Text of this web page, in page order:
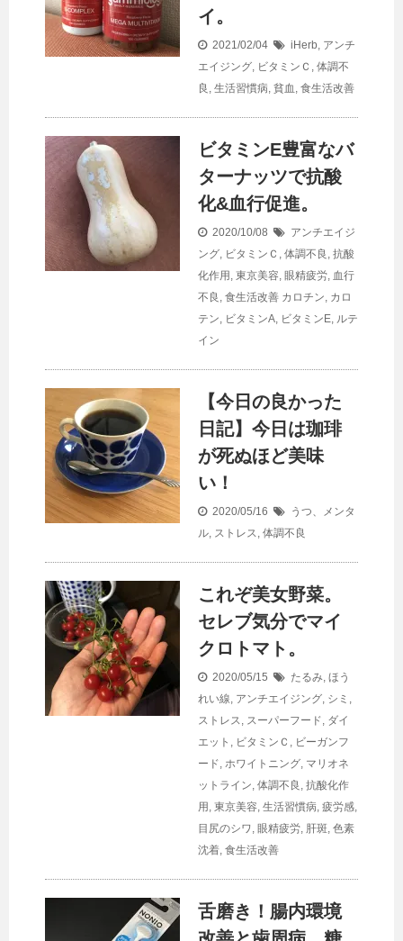
イ。
2021/02/04 iHerb, アンチ
エイジング, ビタミンＣ , 体調不
良 , 生活習慣病, 貧血 , 食生活改善
ビタミンE豊富なバ
ターナッツで抗酸
化&血行促進。
2020/10/08
アンチエイジ
ング, ビタミンＣ , 体調不良 , 抗酸
化作用 , 東京美容, 眼精疲労, 血行
不良 , 食生活改善 カロチン, カロ
テン, ビタミンA, ビタミンE, ルテ
イン
【今日の良かった
日記】今日は珈琲
が死ぬほど美味
い！
2020/05/16
うつ、メンタ
ル, ストレス, 体調不良
これぞ美女野菜。
セレブ気分でマイ
クロトマト。
2020/05/15 たるみ, ほう
れい線, アンチエイジング, シミ ,
ストレス, スーパーフード, ダイ
エット , ビタミンＣ , ビーガンフ
ード, ホワイトニング, マリオネ
ットライン, 体調不良 , 抗酸化作
用 , 東京美容, 生活習慣病, 疲労感,
目尻のシワ, 眼精疲労, 肝斑, 色素
沈着, 食生活改善
舌磨き！腸内環境